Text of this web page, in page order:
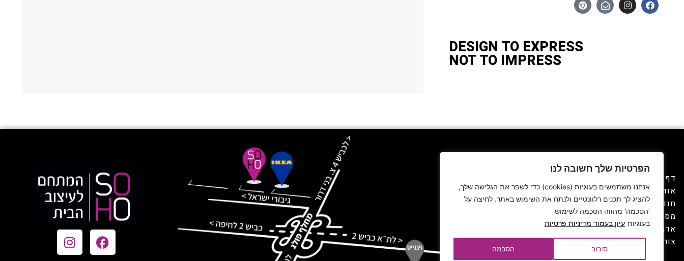
הפרטיות שלך חשובה לנו
אנחנו משתמשים בעוגיות (cookies) כדי לשפר את הגלישה שלך,
להציג לך תכנים רלוונטיים ולנתח את השימוש באתר. לחיצה על
'הסכמה' מהווה הסכמה לשימוש
בעוגיות עיון בעמוד מדיניות פרטיות
סירוב הסכמה
DESIGN TO EXPRESS
NOT TO IMPRESS
דף הבית
אודות
חנויות עיצוב הבית
מסעדות ובתי קפה
אדריכלים ומעצבים
צור קשר
SOHO פולג, המתחם לעיצוב הבית,
מציע חווייה טרנדית ומעוררת השראה
של עיצוב ובילוי. כל מה שצריך לבית
במקום אחד, מזמין ומעורר השראה.
הצהרת נגישות